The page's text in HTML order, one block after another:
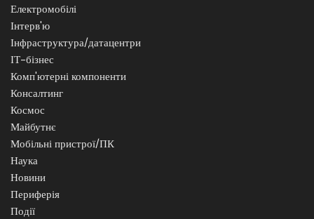
Електромобілі
Інтерв'ю
Інфраструктура/датацентри
ІТ-бізнес
Комп'ютерні компоненти
Консалтинг
Космос
Майбутнє
Мобільні пристрої/ПК
Наука
Новини
Периферія
Події